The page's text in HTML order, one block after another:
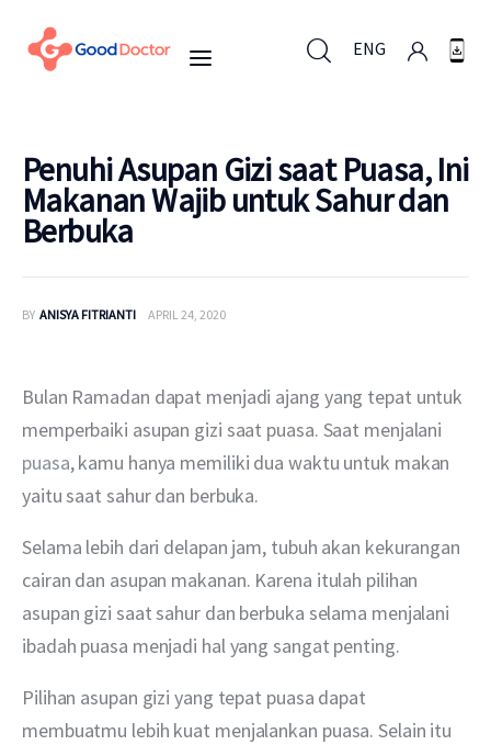
ENG
ENG
Untuk Bisnis
Layanan
Penuhi Asupan Gizi saat Puasa, Ini
Makanan Wajib untuk Sahur dan
Berbuka
BY ANISYA FITRIANTI APRIL 24, 2020
Bulan Ramadan dapat menjadi ajang yang tepat untuk
memperbaiki asupan gizi saat puasa. Saat menjalani
puasa, kamu hanya memiliki dua waktu untuk makan
yaitu saat sahur dan berbuka.
Selama lebih dari delapan jam, tubuh akan kekurangan
cairan dan asupan makanan. Karena itulah pilihan
asupan gizi saat sahur dan berbuka selama menjalani
ibadah puasa menjadi hal yang sangat penting.
Pilihan asupan gizi yang tepat puasa dapat
membuatmu lebih kuat menjalankan puasa. Selain itu